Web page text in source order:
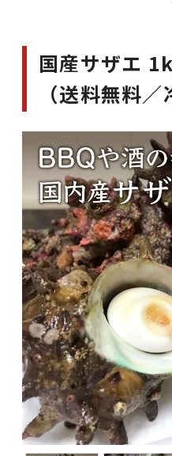
国産サザエ
（送料無料／